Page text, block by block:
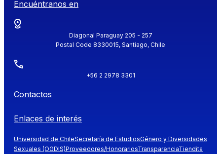
Encuéntranos en
Diagonal Paraguay 205 - 257
Postal Code 8330015, Santiago, Chile
+56 2 2978 3301
Contactos
Enlaces de interés
Universidad de ChileSecretaría de EstudiosGénero y Diversidades
Sexuales (OGDIS)Proveedores/HonorariosTransparenciaTiendita